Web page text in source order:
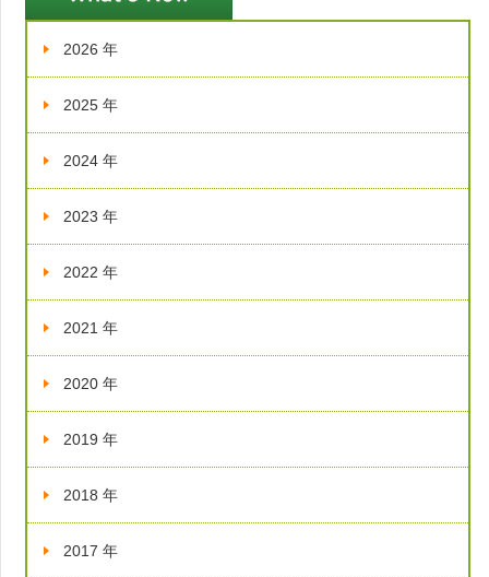
2026 年
2025 年
2024 年
2023 年
2022 年
2021 年
2020 年
2019 年
2018 年
2017 年